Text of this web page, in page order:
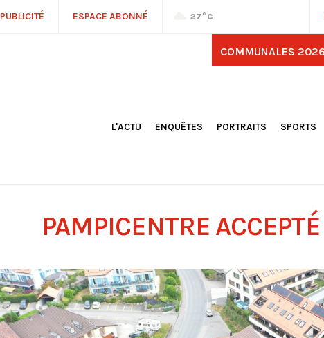
PUBLICITÉ ESPACE ABONNÉ 27 °C
COMMUNALES 2026
L'ACTU
CULTURE
PLANÈTE
ENQUÊTES PORTRAITS
SPORTS
PAMPICENTRE